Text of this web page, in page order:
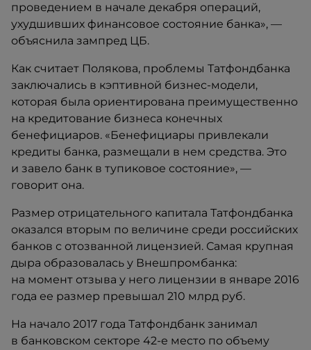
проведением в начале декабря операций,
ухудшивших финансовое состояние банка», —
объяснила зампред ЦБ.
Как считает Полякова, проблемы Татфондбанка
заключались в кэптивной бизнес-модели,
которая была ориентирована преимущественно
на кредитование бизнеса конечных
бенефициаров. «Бенефициары привлекали
кредиты банка, размещали в нем средства. Это
и завело банк в тупиковое состояние», —
говорит она.
Размер отрицательного капитала Татфондбанка
оказался вторым по величине среди российских
банков с отозванной лицензией. Самая крупная
дыра образовалась у Внешпромбанка:
на момент отзыва у него лицензии в январе 2016
года ее размер превышал 210 млрд руб.
На начало 2017 года Татфондбанк занимал
в банковском секторе 42-е место по объему